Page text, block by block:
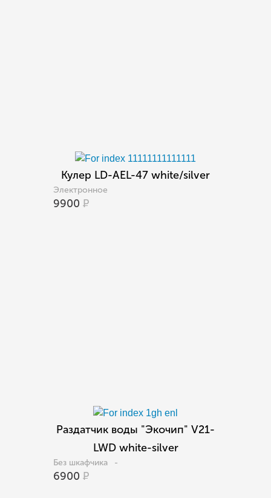
Кулер LD-AEL-47 white/silver
Электронное
9900 Р
Раздатчик воды "Экочип" V21-
LWD white-silver
Без шкафчика -
6900 Р